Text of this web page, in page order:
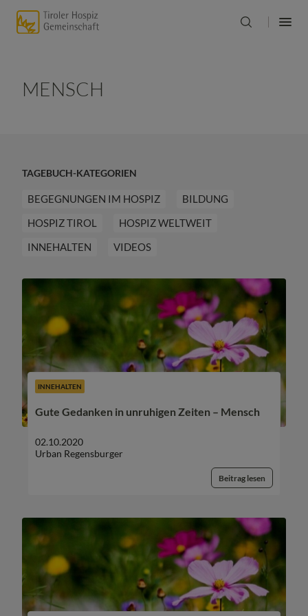
MENSCH
TAGEBUCH-KATEGORIEN
BEGEGNUNGEN IM HOSPIZ
BILDUNG
HOSPIZ TIROL
HOSPIZ WELTWEIT
INNEHALTEN
VIDEOS
INNEHALTEN
Gute Gedanken in unruhigen Zeiten – Mensch
02.10.2020
Urban Regensburger
Beitrag lesen